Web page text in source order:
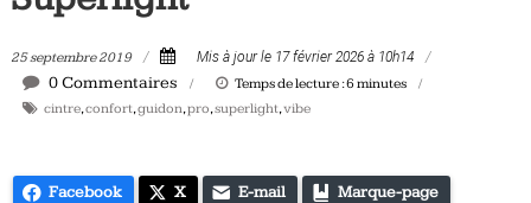
triathlon
25 septembre 2019 Mis à jour le 17 février 2026 à 10h14
0 Commentaires Temps de lecture :6 minutes
cintre,confort,guidon,pro,superlight,vibe
Facebook X E-mail Marque-page